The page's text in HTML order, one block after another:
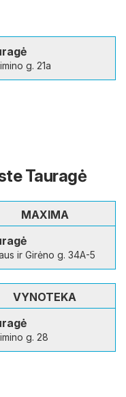
g. 21a
Tauragė
MAXIMA
ir Girėno g. 34A-5
VYNOTEKA
g. 28